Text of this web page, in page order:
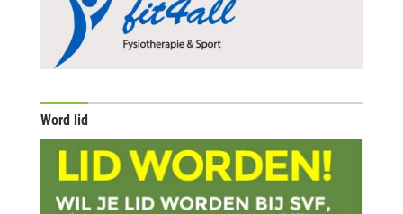
Word lid